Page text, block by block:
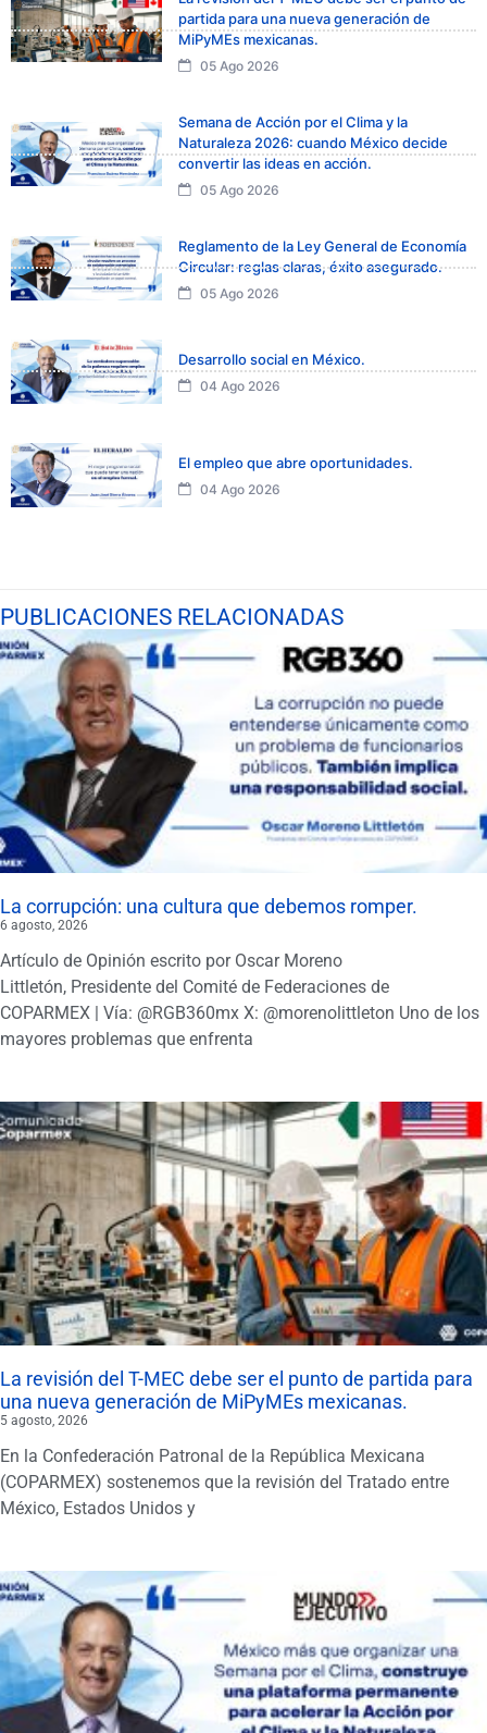
partida para una nueva generación de
MiPyMEs mexicanas.
05 Ago 2026
Semana de Acción por el Clima y la
Naturaleza 2026: cuando México decide
convertir las ideas en acción.
05 Ago 2026
Reglamento de la Ley General de Economía
Circular: reglas claras, éxito asegurado.
05 Ago 2026
Desarrollo social en México.
04 Ago 2026
El empleo que abre oportunidades.
04 Ago 2026
PUBLICACIONES RELACIONADAS
La corrupción: una cultura que debemos romper.
6 agosto, 2026
Artículo de Opinión escrito por Oscar Moreno
Littletón, Presidente del Comité de Federaciones de
COPARMEX | Vía: @RGB360mx X: @morenolittleton Uno de los
mayores problemas que enfrenta
La revisión del T-MEC debe ser el punto de partida para
una nueva generación de MiPyMEs mexicanas.
5 agosto, 2026
En la Confederación Patronal de la República Mexicana
(COPARMEX) sostenemos que la revisión del Tratado entre
México, Estados Unidos y